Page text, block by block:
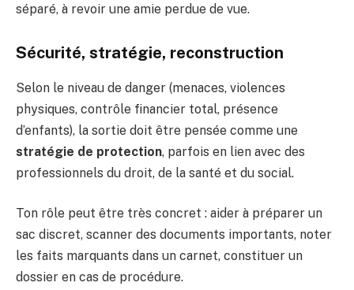
séparé, à revoir une amie perdue de vue.
Sécurité, stratégie, reconstruction
Selon le niveau de danger (menaces, violences
physiques, contrôle financier total, présence
d’enfants), la sortie doit être pensée comme une
stratégie de protection, parfois en lien avec des
professionnels du droit, de la santé et du social.
Ton rôle peut être très concret : aider à préparer un
sac discret, scanner des documents importants, noter
les faits marquants dans un carnet, constituer un
dossier en cas de procédure.